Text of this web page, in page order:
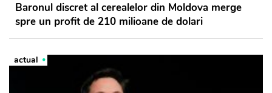
Baronul discret al cerealelor din Moldova merge
spre un profit de 210 milioane de dolari
actual